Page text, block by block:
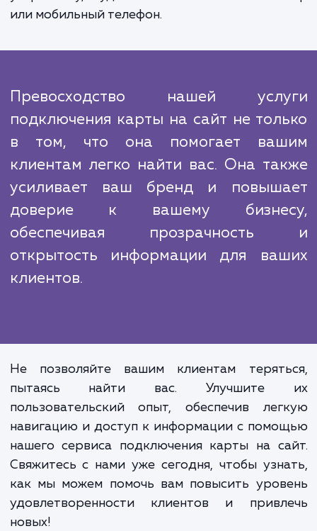
Описывая конкурентов, мы понимаем,
подобную возможность. Но то, что отличает
от конкурентов, это наш подход к
не просто вставляем карту и забываем об
Мы обеспечиваем ее актуальность,
использования и адаптивность к
устройству, будь то настольный
или мобильный телефон.
подключения карты на сайт не
в том, что она помогает
клиентам легко найти вас. Она
усиливает ваш бренд и
доверие к вашему
обеспечивая
открытость информации для
клиентов.